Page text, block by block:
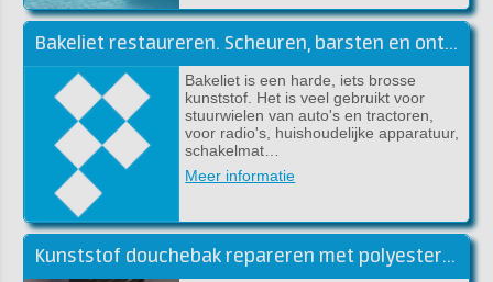
Bakeliet restaureren. Scheuren, barsten en ontbrekende stukken
Bakeliet is een harde, iets brosse
kunststof. Het is veel gebruikt voor
stuurwielen van auto's en tractoren,
voor radio's, huishoudelijke apparatuur,
schakelmat…
Meer informatie
Kunststof douchebak repareren met polyester of epoxy